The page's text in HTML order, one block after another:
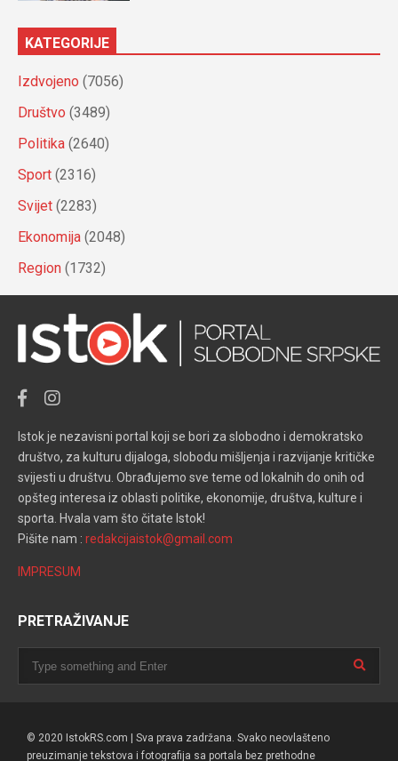
KATEGORIJE
Izdvojeno (7056)
Društvo (3489)
Politika (2640)
Sport (2316)
Svijet (2283)
Ekonomija (2048)
Region (1732)
Istok je nezavisni portal koji se bori za slobodno i demokratsko
društvo, za kulturu dijaloga, slobodu mišljenja i razvijanje kritičke
svijesti u društvu. Obrađujemo sve teme od lokalnih do onih od
opšteg interesa iz oblasti politike, ekonomije, društva, kulture i
sporta. Hvala vam što čitate Istok!
Pišite nam : redakcijaistok@gmail.com
IMPRESUM
PRETRAŽIVANJE
© 2020 IstokRS.com | Sva prava zadržana. Svako neovlašteno
preuzimanje tekstova i fotografija sa portala bez prethodne